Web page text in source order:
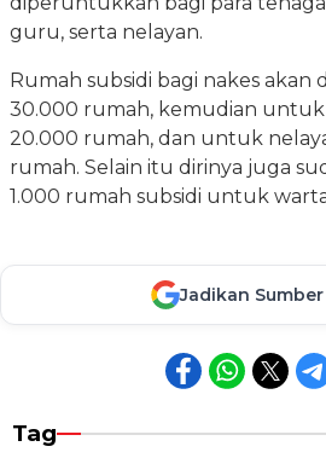
guru, serta nelayan.
Rumah subsidi bagi nakes akan
30.000 rumah, kemudian
20.000 rumah, dan untuk
rumah. Selain itu dirinya juga
1.000 rumah subsidi untuk
Jadikan
Tag